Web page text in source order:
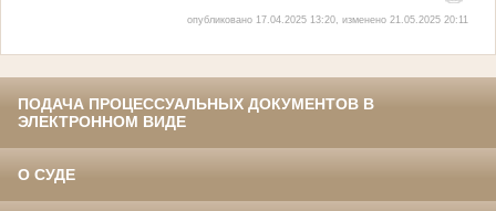
опубликовано 17.04.2025 13:20, изменено 21.05.2025 20:11
ПОДАЧА ПРОЦЕССУАЛЬНЫХ ДОКУМЕНТОВ В
ЭЛЕКТРОННОМ ВИДЕ
О СУДЕ